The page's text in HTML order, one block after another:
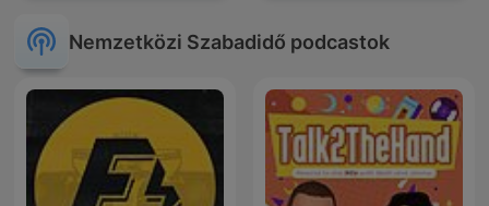
Nemzetközi Szabadidő podcastok